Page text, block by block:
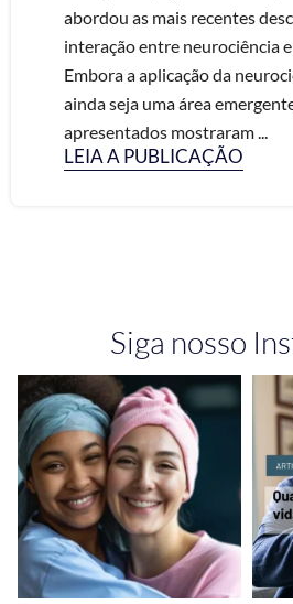
abordou as mais recentes
interação entre neurociência
Embora a aplicação da
ainda seja uma área
apresentados mostraram ...
LEIA A PUBLICAÇÃO
Siga nosso